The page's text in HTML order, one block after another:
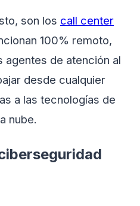
son los call center
100% remoto,
agentes de atención al
desde cualquier
a las tecnologías de
nube.